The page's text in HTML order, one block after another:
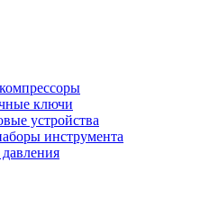
ключи
устройства
инструмента